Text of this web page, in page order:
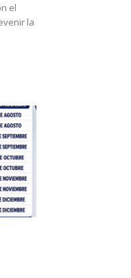
el
la